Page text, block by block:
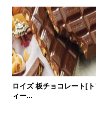
ロイズ 板チョコレート[ト
ィー...